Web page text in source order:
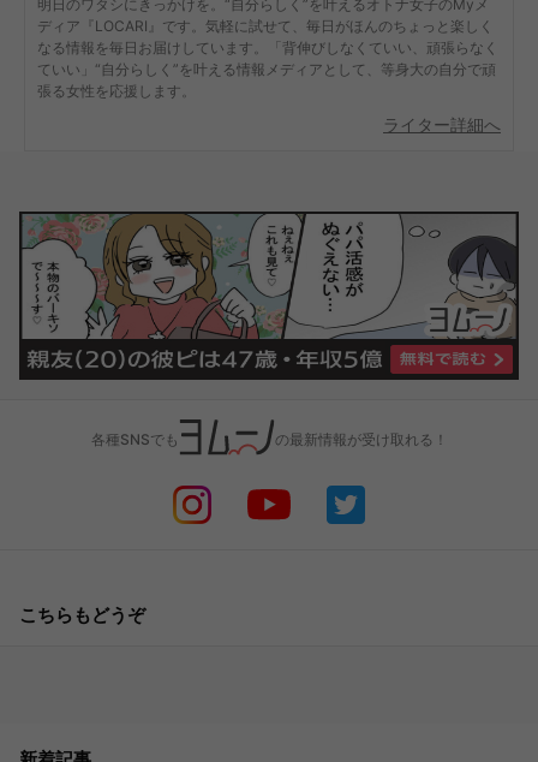
明日のワタシにきっかけを。“自分らしく”を叶えるオトナ女子のMyメ
ディア『LOCARI』です。気軽に試せて、毎日がほんのちょっと楽しく
なる情報を毎日お届けしています。「背伸びしなくていい、頑張らなく
ていい」“自分らしく”を叶える情報メディアとして、等身大の自分で頑
張る女性を応援します。
ライター詳細へ
各種SNSでも の最新情報が受け取れる！
こちらもどうぞ